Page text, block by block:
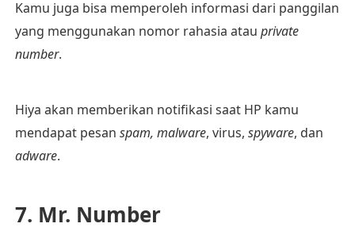
Kamu juga bisa memperoleh informasi dari panggilan
yang menggunakan nomor rahasia atau private
number.
Hiya akan memberikan notifikasi saat HP kamu
mendapat pesan spam, malware, virus, spyware, dan
adware.
7. Mr. Number